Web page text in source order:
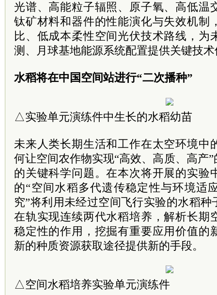
光谱、高能粒子辐照、原子氧、高低温
钛矿材料和器件的性能演化与失效机制
比、低成本柔性空间光伏技术路线，为
测、月球基地能源系统配置提供关键技
水稻将在中国空间站进行“二次播种”
△实验单元演练件中生长的水稻幼苗
未来人类长期生活和工作在太空环境中
何让空间农作物实现“高效、高质、高产
的关键科学问题。在本次将开展的实验
的“空间水稻多代遗传稳定性与环境适
究”将利用未经过空间飞行实验的水稻
在轨实现连续两代水稻培养，解析长期
稳定性的作用，挖掘有重要应用价值的
新的种质资源获取途径提供新的手段。
△空间水稻培养实验单元演练件